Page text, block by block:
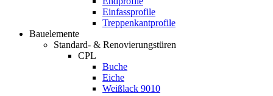
Einfassprofile
Treppenkantprofile
Bauelemente
Standard- & Renovierungstüren
CPL
Buche
Eiche
Weißlack 9010